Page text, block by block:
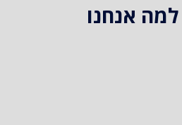
אנחנו